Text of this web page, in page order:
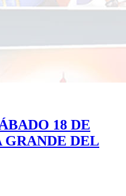
18 DE
GRANDE DEL